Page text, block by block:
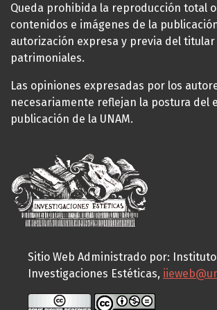
Queda prohibida la reproducción total
contenidos e imágenes de la
autorización expresa y previa del
patrimoniales.
Las opiniones expresadas por los
necesariamente reflejan la postura del
publicación de la UNAM.
Sitio Web Administrado por:
Investigaciones Estéticas,